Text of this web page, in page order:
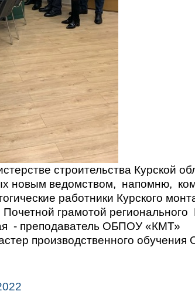
строительства Курской
новым ведомством, напомню,
работники Курского
грамотой
- преподаватель ОБПОУ «КМТ»
производственного